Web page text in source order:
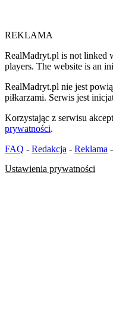
REKLAMA
RealMadryt.pl is not linked
players. The website is an
RealMadryt.pl nie jest
piłkarzami. Serwis jest
Korzystając z serwisu
prywatności.
FAQ - Redakcja - Reklama -
Ustawienia prywatności